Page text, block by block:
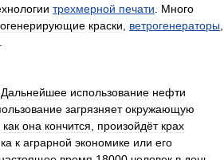
трехмерной печати. Много
краски, ветрогенераторы,
.
Дальнейшее использование нефти
загрязняет окружающую
как она кончится, произойдёт крах
к аграрной экономике или его